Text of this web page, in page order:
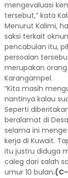
mengevaluasi
tersebut,” kata
Menurut Kalimi,
saksi terkait
pencabulan itu,
persoalan
merupakan
Karangampel.
“Kita masih
nantinya kalau
Seperti
beralamat di
selama ini
kerja di Kuwait.
itu justru diduga
caleg dari salah
umur 10 bulan